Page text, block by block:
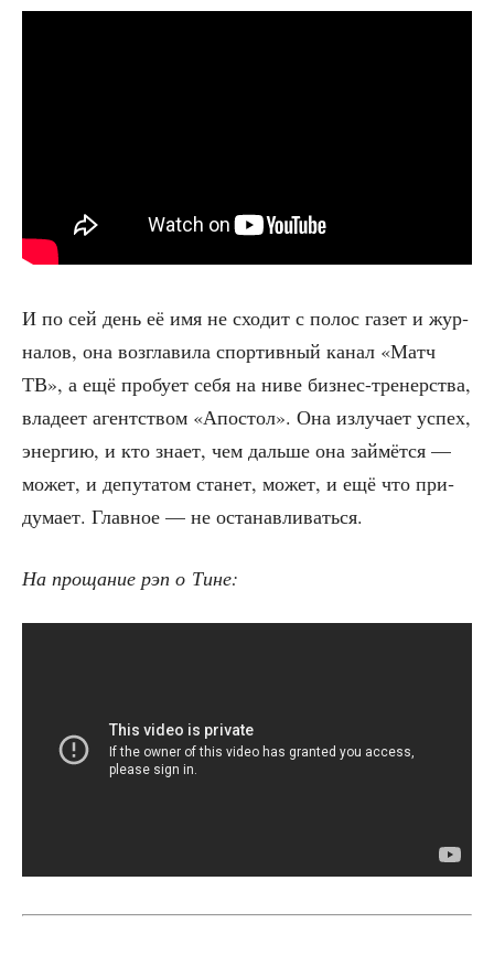
И по сей день её имя не схо­дит с полос газет и жур­
на­лов, она воз­гла­ви­ла спор­тив­ный канал «Матч
ТВ», а ещё про­бу­ет себя на ниве биз­нес-тре­нер­ства,
вла­де­ет агент­ством «Апо­стол». Она излу­ча­ет успех,
энер­гию, и кто зна­ет, чем даль­ше она зай­мёт­ся —
может, и депу­та­том ста­нет, может, и ещё что при­
ду­ма­ет. Глав­ное — не останавливаться.
На про­ща­ние рэп о Тине: